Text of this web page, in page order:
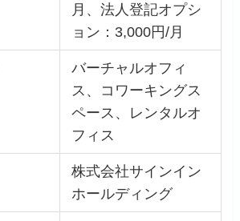
月、法人登記オプシ
ョン：3,000円/月
バーチャルオフィ
ス、コワーキングス
ペース、レンタルオ
フィス
株式会社サインイン
ホールディング